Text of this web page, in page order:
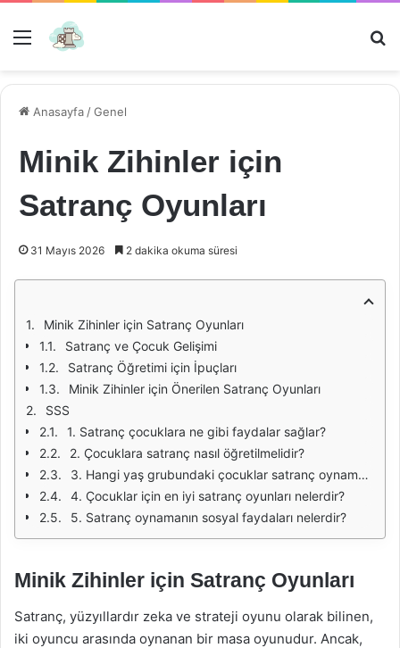
Menü
Anasayfa /Genel
Minik Zihinler için
Satranç Oyunları
31 Mayıs 2026 2 dakika okuma süresi
Minik Zihinler için Satranç Oyunları
Satranç ve Çocuk Gelişimi
Satranç Öğretimi için İpuçları
Minik Zihinler için Önerilen Satranç Oyunları
SSS
1. Satranç çocuklara ne gibi faydalar sağlar?
2. Çocuklara satranç nasıl öğretilmelidir?
3. Hangi yaş grubundaki çocuklar satranç oynamaya başlayabilir?
4. Çocuklar için en iyi satranç oyunları nelerdir?
5. Satranç oynamanın sosyal faydaları nelerdir?
Minik Zihinler için Satranç Oyunları
Satranç, yüzyıllardır zeka ve strateji oyunu olarak bilinen,
iki oyuncu arasında oynanan bir masa oyunudur. Ancak,